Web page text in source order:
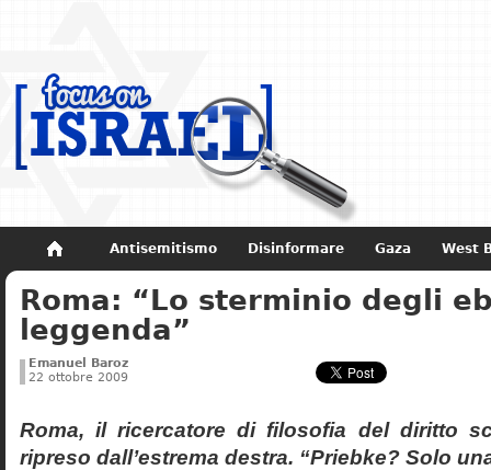
Antisemitismo Disinformare Gaza West
Non dimenticare Storia di Israele
Roma: “Lo sterminio degli
leggenda”
Emanuel Baroz
22 ottobre 2009
Roma, il ricercatore di filosofia del diritto
ripreso dall’estrema destra. “Priebke? Solo